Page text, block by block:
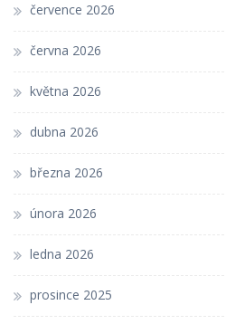
července 2026
června 2026
května 2026
dubna 2026
března 2026
února 2026
ledna 2026
prosince 2025